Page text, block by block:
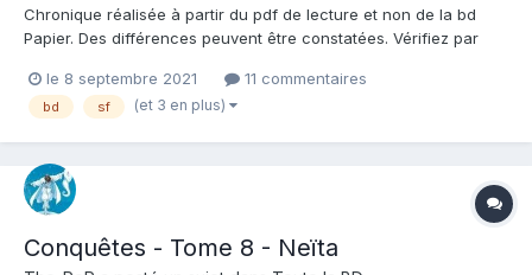
Chronique réalisée à partir du pdf de lecture et non de la bd
Papier. Des différences peuvent être constatées. Vérifiez par
forger son avis sur Conquêtes. J'ai beau savoir que ce n'est
plus très original depuis longtemps, que le...
le 8 septembre 2021 11 commentaires
bd sf (et 3 en plus)
Conquêtes - Tome 8 - Neïta